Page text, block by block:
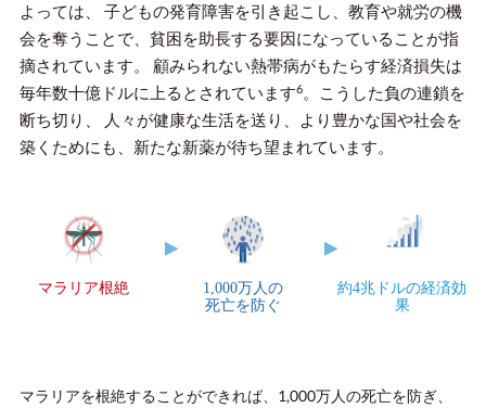
よっては、 子どもの発育障害を引き起こし、教育や就労の機
会を奪うことで、貧困を助長する要因になっていることが指
摘されています。 顧みられない熱帯病がもたらす経済損失は
毎年数十億ドルに上るとされています6。こうした負の連鎖を
断ち切り、 人々が健康な生活を送り、より豊かな国や社会を
築くためにも、新たな新薬が待ち望まれています。
マラリア根絶
1,000万人の
死亡を防ぐ
約4兆ドルの経済効
果
マラリアを根絶することができれば、1,000万人の死亡を防ぎ、